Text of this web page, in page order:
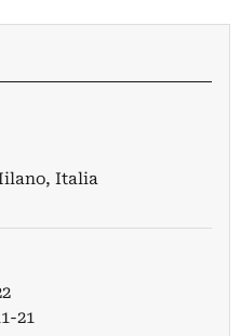
Italia
21